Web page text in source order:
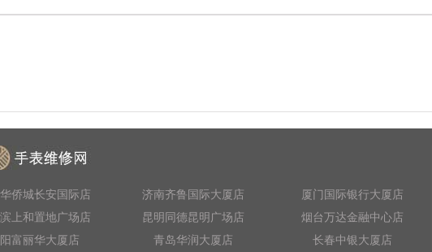
侨城长安国际店
上和置地广场店
富丽华大厦店
济南齐鲁国际大厦店
昆明同德昆明广场店
青岛华润大厦店
厦门国际银行大厦店
烟台万达金融中心店
长春中银大厦店